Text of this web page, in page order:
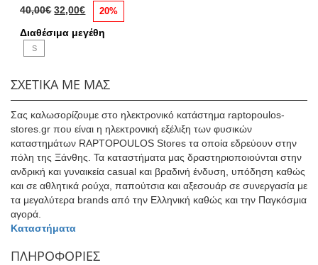
στη
σελίδα
του
προϊόντος
40,00€ Original
was:
32,00€Η
τρέχουσα
τιμή
20%
Διαθέσιμα μεγέθη
S
ΣΧΕΤΙΚΑ ΜΕ ΜΑΣ
Σας καλωσορίζουμε στο ηλεκτρονικό κατάστημα raptopoulos-
stores.gr που είναι η ηλεκτρονική εξέλιξη των φυσικών
καταστημάτων RAPTOPOULOS Stores τα οποία εδρεύουν στην
πόλη της Ξάνθης. Τα καταστήματα μας δραστηριοποιούνται στην
ανδρική και γυναικεία casual και βραδινή ένδυση, υπόδηση καθώς
και σε αθλητικά ρούχα, παπούτσια και αξεσουάρ σε συνεργασία με
τα μεγαλύτερα brands από την Ελληνική καθώς και την Παγκόσμια
αγορά.
Καταστήματα
ΠΛΗΡΟΦΟΡΙΕΣ